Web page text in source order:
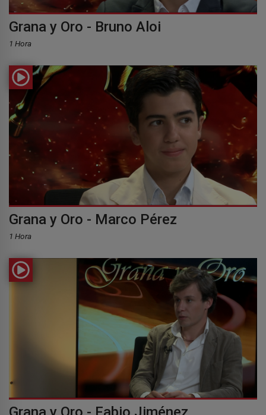
Grana y Oro - Bruno Aloi
1 Hora
Grana y Oro - Marco Pérez
1 Hora